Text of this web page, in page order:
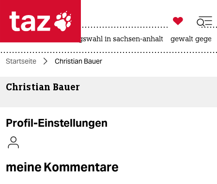
 taz zahl ich
taz zahl ich
themen
kultur

taz zahl ich
landtagswahl in sachsen-anhalt gewalt
Startseite Christian Bauer
Christian Bauer
Profil-Einstellungen
meine Kommentare